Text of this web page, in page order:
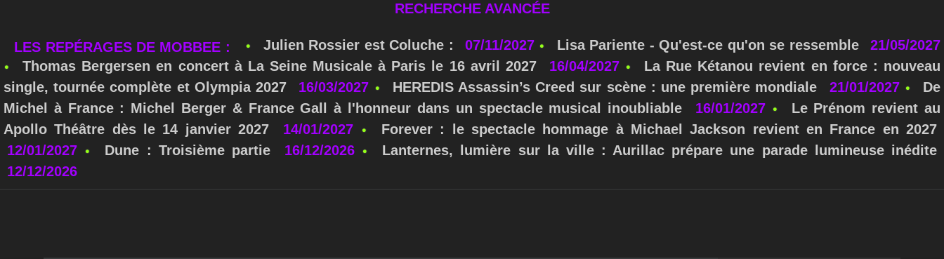
RECHERCHE AVANCÉE
LES REPÉRAGES DE MOBBEE : Julien Rossier est Coluche : 07/11/2027 Lisa Pariente - Qu'est-ce qu'on se ressemble
21/05/2027
Thomas Bergersen en concert à La Seine Musicale à Paris le 16 avril 2027
16/04/2027
La Rue Kétanou revient en force : nouveau
single, tournée complète et Olympia 2027
16/03/2027 HEREDIS Assassin’s Creed sur scène : une première mondiale 21/01/2027
De
Michel à France : Michel Berger & France Gall à l'honneur dans un spectacle musical inoubliable
16/01/2027
Le Prénom revient au
Apollo Théâtre dès le 14 janvier 2027
14/01/2027
Forever : le spectacle hommage à Michael Jackson revient en France en 2027
12/01/2027
Dune : Troisième partie 16/12/2026
Lanternes, lumière sur la ville : Aurillac prépare une parade lumineuse inédite
12/12/2026